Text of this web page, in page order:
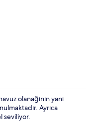
olanağının yanı
Ayrıca
seviliyor.